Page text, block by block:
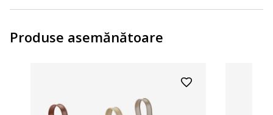
Produse asemănătoare